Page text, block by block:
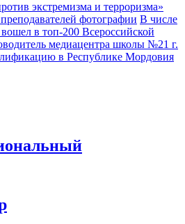
экстремизма и терроризма»
фотографии В числе
в топ-200 Всероссийской
медиацентра школы №21 г.
в Республике Мордовия